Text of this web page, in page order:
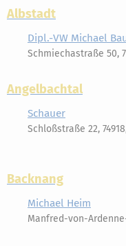
Albstadt
Dipl.-VW Michael
Schmiechastraße 50,
Angelbachtal
Schauer
Schloßstraße 22,
Backnang
Michael Heim
Manfred-von-